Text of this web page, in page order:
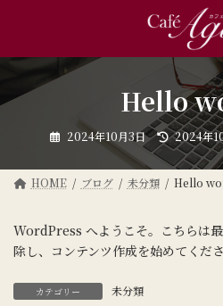
ン
へ
プ
ー
ョ
動
Hello
2024年10月3日 最
終
更
新
日
時
2024年
HOME ブログ 未分類 Hello
WordPress へようこそ。こちらは
除し、コンテンツ作成を始めてくださ
カテゴリー 未分類